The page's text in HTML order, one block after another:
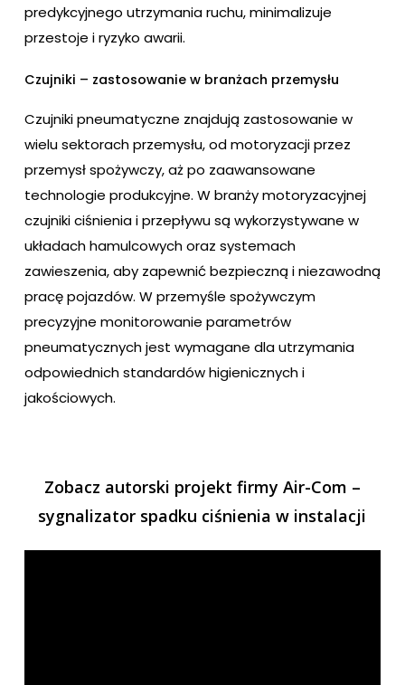
predykcyjnego utrzymania ruchu, minimalizuje
przestoje i ryzyko awarii.
Czujniki – zastosowanie w branżach przemysłu
Czujniki pneumatyczne znajdują zastosowanie w
wielu sektorach przemysłu, od motoryzacji przez
przemysł spożywczy, aż po zaawansowane
technologie produkcyjne. W branży motoryzacyjnej
czujniki ciśnienia i przepływu są wykorzystywane w
układach hamulcowych oraz systemach
zawieszenia, aby zapewnić bezpieczną i niezawodną
pracę pojazdów. W przemyśle spożywczym
precyzyjne monitorowanie parametrów
pneumatycznych jest wymagane dla utrzymania
odpowiednich standardów higienicznych i
jakościowych.
Zobacz autorski projekt firmy Air-Com –
sygnalizator spadku ciśnienia w instalacji